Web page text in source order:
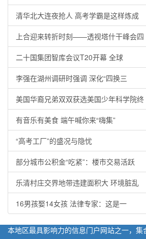
清华北大连夜抢人 高考学霸是这样炼成
上合迎来转折时刻——透视塔什干峰会四
二十国集团智库会议T20开幕 全球
李强在湖州调研时强调 深化“四换三
美国华裔兄弟双双获选美国少年科学院终
有音乐有美食 端午喊你来“嗨集”
“高考工厂”的盛况与隐忧
部分城市公积金“吃紧”：楼市交易活跃
乐清村庄交界地带违建面积大 环境脏乱
16男孩娶14女孩 法律专家：这是一
本地区最具影响力的信息门户网站之一，集